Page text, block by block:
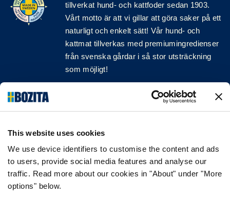
This website uses cookies
We use device identifiers to customise the content and ads
to users, provide social media features and analyse our
traffic. Read more about our cookies in "About" under "More
options" below.
tillverkat hund- och kattfoder sedan 1903.
Vårt motto är att vi gillar att göra saker på ett
naturligt och enkelt sätt! Vår hund- och
kattmat tillverkas med premiumingredienser
från svenska gårdar i så stor utsträckning
som möjligt!
Följ oss på sociala medier
INFORMATION
VANLIGA FRÅGOR & SVAR
OM FÖRETAGET